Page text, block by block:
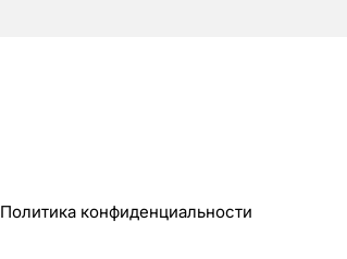
Политика конфиденциальности